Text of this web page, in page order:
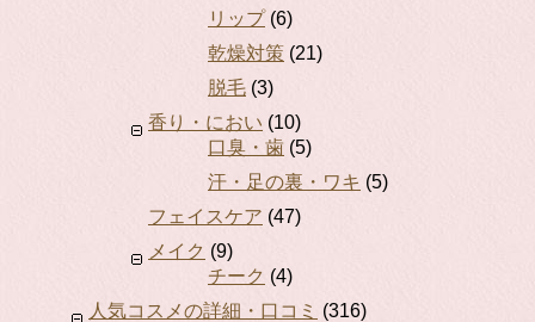
リップ(6)
乾燥対策 (21)
脱毛 (3)
香り・におい (10)
口臭・歯 (5)
汗・足の裏・ワキ (5)
フェイスケア (47)
メイク (9)
チーク (4)
人気コスメの詳細・口コミ (316)